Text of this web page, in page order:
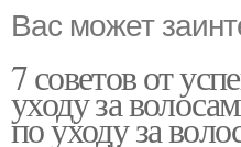
Вас может
7 советов от
уходу за
по уходу за